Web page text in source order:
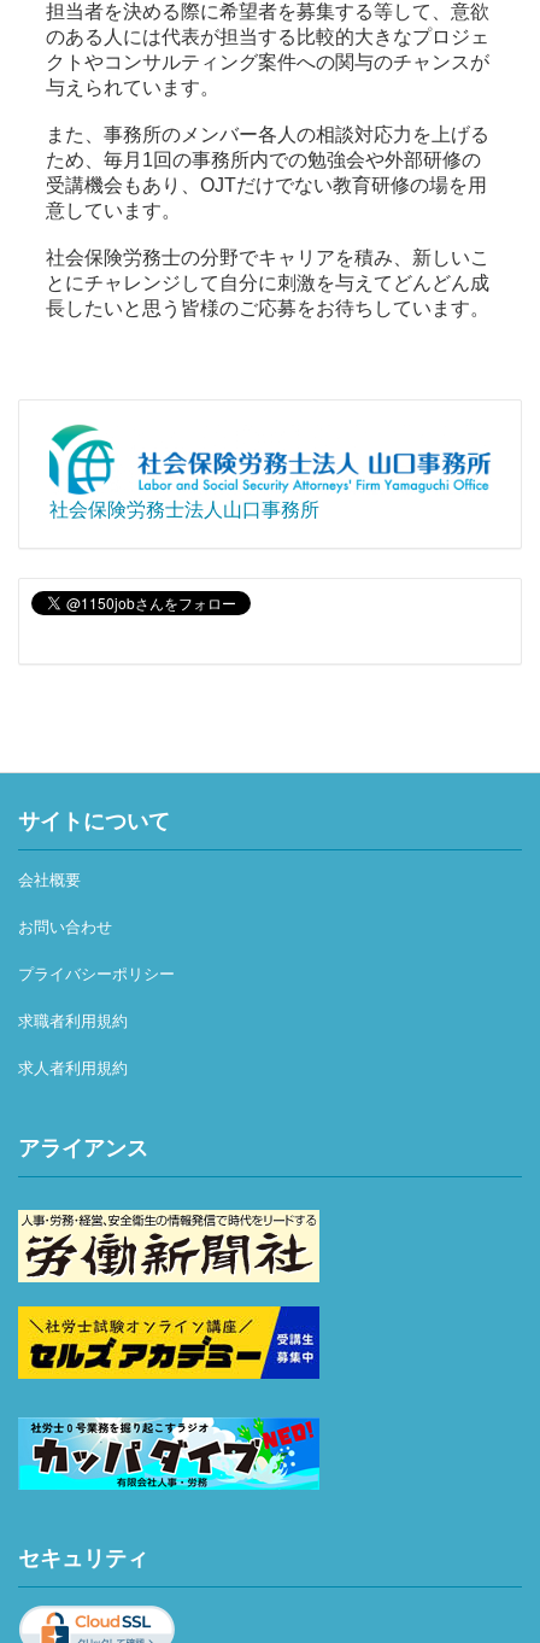
担当者を決める際に希望者を募集する等して、意欲
のある人には代表が担当する比較的大きなプロジェ
クトやコンサルティング案件への関与のチャンスが
与えられています。
また、事務所のメンバー各人の相談対応力を上げる
ため、毎月1回の事務所内での勉強会や外部研修の
受講機会もあり、OJTだけでない教育研修の場を用
意しています。
社会保険労務士の分野でキャリアを積み、新しいこ
とにチャレンジして自分に刺激を与えてどんどん成
長したいと思う皆様のご応募をお待ちしています。
社会保険労務士法人山口事務所
サイトについて
会社概要
お問い合わせ
プライバシーポリシー
求職者利用規約
求人者利用規約
アライアンス
セキュリティ